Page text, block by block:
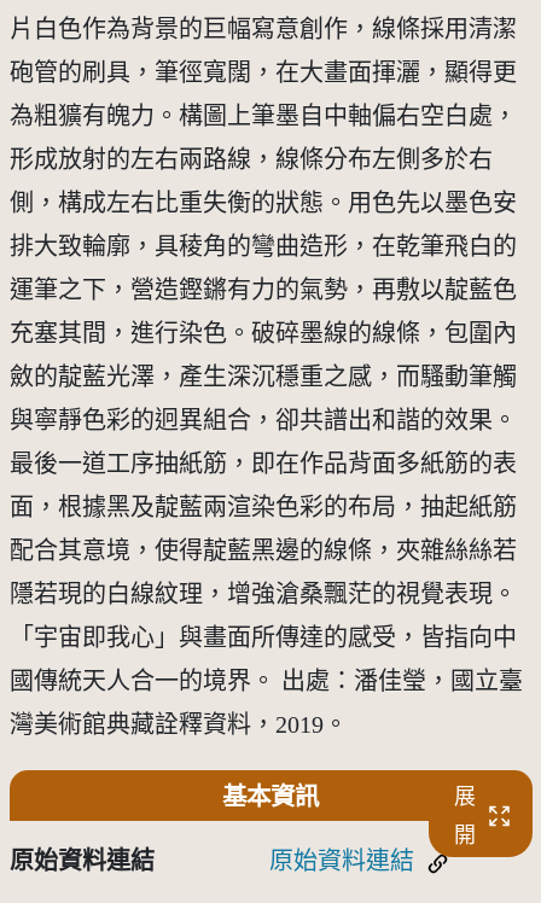
片白色作為背景的巨幅寫意創作，線條採用清潔
砲管的刷具，筆徑寬闊，在大畫面揮灑，顯得更
為粗獷有魄力。構圖上筆墨自中軸偏右空白處，
形成放射的左右兩路線，線條分布左側多於右
側，構成左右比重失衡的狀態。用色先以墨色安
排大致輪廓，具稜角的彎曲造形，在乾筆飛白的
運筆之下，營造鏗鏘有力的氣勢，再敷以靛藍色
充塞其間，進行染色。破碎墨線的線條，包圍內
斂的靛藍光澤，產生深沉穩重之感，而騷動筆觸
與寧靜色彩的迥異組合，卻共譜出和諧的效果。
最後一道工序抽紙筋，即在作品背面多紙筋的表
面，根據黑及靛藍兩渲染色彩的布局，抽起紙筋
配合其意境，使得靛藍黑邊的線條，夾雜絲絲若
隱若現的白線紋理，增強滄桑飄茫的視覺表現。
「宇宙即我心」與畫面所傳達的感受，皆指向中
國傳統天人合一的境界。 出處：潘佳瑩，國立臺
灣美術館典藏詮釋資料，2019。
基本資訊
展
開
原始資料連結 原始資料連結